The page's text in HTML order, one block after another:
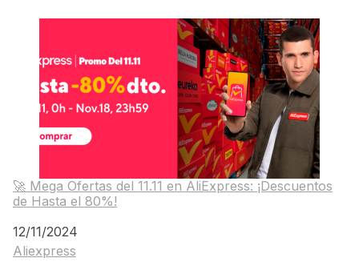
🚀 Mega Ofertas del 11.11 en AliExpress: ¡Descuentos
de Hasta el 80%!
Fecha
12/11/2024
Respecto a
Aliexpress